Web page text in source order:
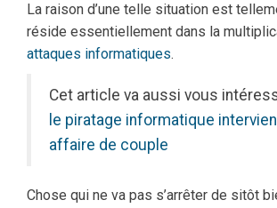
La raison d’une telle situation est
réside essentiellement dans la
attaques informatiques.
Cet article va aussi vous
le piratage informatique
affaire de couple
Chose qui ne va pas s’arrêter de sitôt